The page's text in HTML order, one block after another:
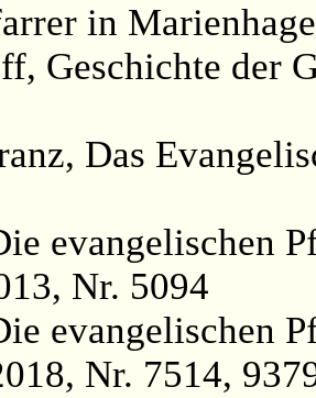
in
Geschichte der
Das
evangelischen
Nr. 5094
evangelischen
Nr. 7514,